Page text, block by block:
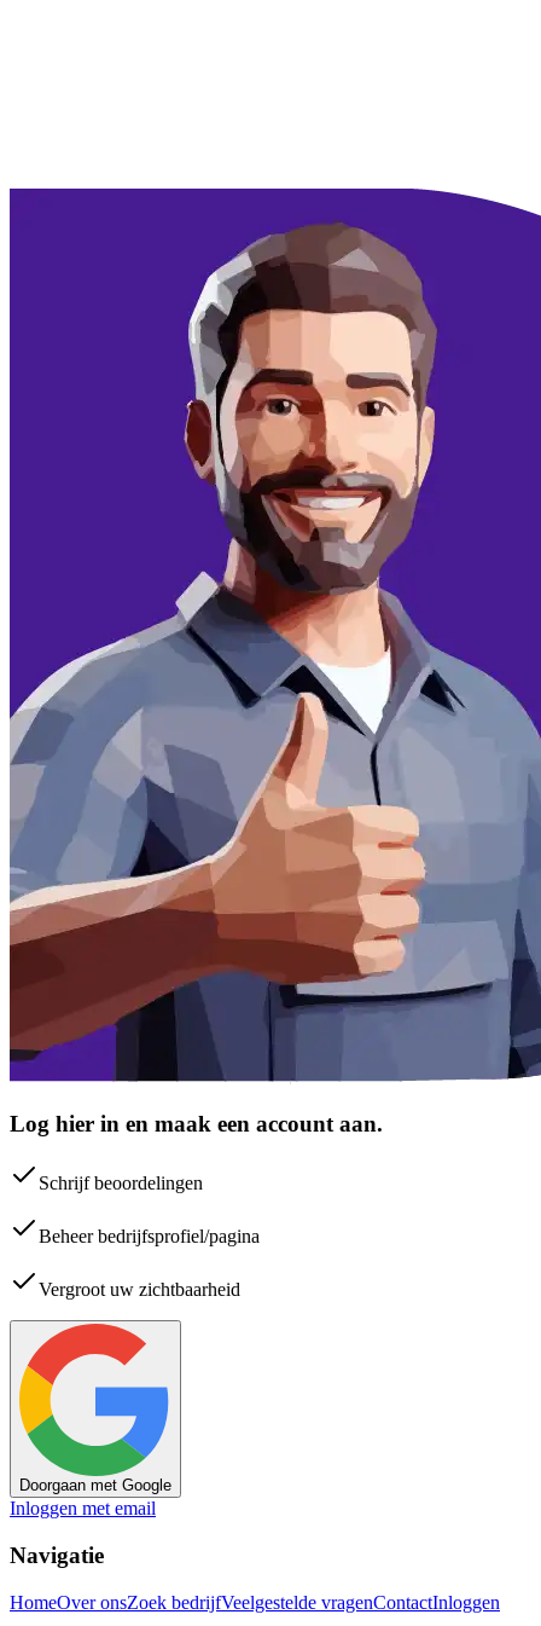
Log hier in en maak een account aan.
Schrijf beoordelingen
Beheer bedrijfsprofiel/pagina
Vergroot uw zichtbaarheid
Doorgaan met Google
Inloggen met email
Navigatie
HomeOver onsZoek bedrijfVeelgestelde vragenContactInloggen